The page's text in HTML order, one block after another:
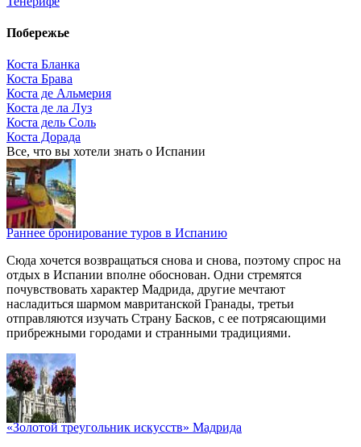
Побережье
Коста Бланка
Коста Брава
Коста де Альмерия
Коста де ла Луз
Коста дель Соль
Коста Дорада
Все, что вы хотели знать o Испании
Раннее бронирование туров в Испанию
Сюда хочется возвращаться снова и снова, поэтому спрос на
отдых в Испании вполне обоснован. Одни стремятся
почувствовать характер Мадрида, другие мечтают
насладиться шармом мавританской Гранады, третьи
отправляются изучать Страну Басков, с ее потрясающими
прибрежными городами и странными традициями.
«Золотой треугольник искусств» Мадрида